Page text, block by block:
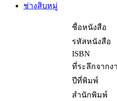
ช่างสิบหมู่
ชื่อหนังสือ
รหัสหนังสือ
ISBN
ที่ระลึกจากง
ปีที่พิมพ์
สำนักพิมพ์